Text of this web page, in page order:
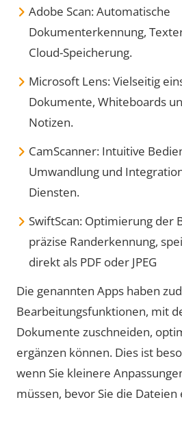
Adobe Scan: Automatische
Dokumenterkennung,
Cloud-Speicherung.
Microsoft Lens: Vielseitig
Dokumente, Whiteboards
Notizen.
CamScanner: Intuitive
Umwandlung und
Diensten.
SwiftScan: Optimierung der
präzise Randerkennung,
direkt als PDF oder JPEG
Die genannten Apps haben
Bearbeitungsfunktionen, mit
Dokumente zuschneiden,
ergänzen können. Dies ist
wenn Sie kleinere
müssen, bevor Sie die Dateien